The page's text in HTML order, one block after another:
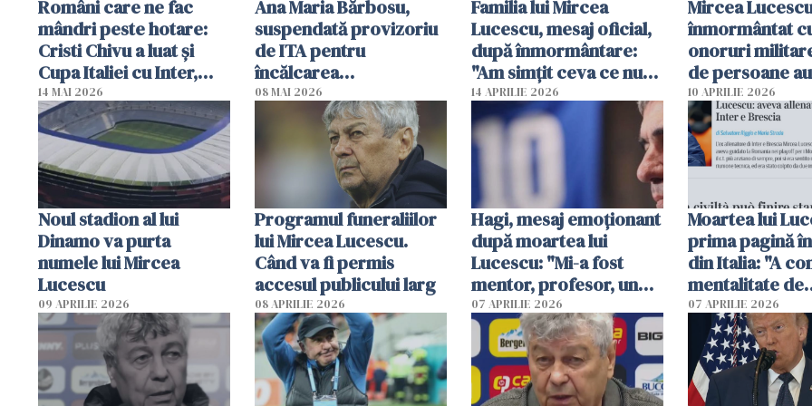
Români care ne fac
mândri peste hotare:
Cristi Chivu a luat și
Cupa Italiei cu Inter,
după ce a câștigat
campionatul
14 MAI 2026
Ana Maria Bărbosu,
suspendată provizoriu
de ITA pentru
încălcarea
regulamentului
antidoping
08 MAI 2026
Familia lui Mircea
Lucescu, mesaj oficial,
după înmormântare:
"Am simțit ceva ce nu
credeam posibil"
14 APRILIE 2026
Mircea
înmormântat
onoruri
de persoane au
participat la
Biserica Sfântul
Elefterie
10 APRILIE 2026
Noul stadion al lui
Dinamo va purta
numele lui Mircea
Lucescu
09 APRILIE 2026
Programul funeraliilor
lui Mircea Lucescu.
Când va fi permis
accesul publicului larg
08 APRILIE 2026
Hagi, mesaj emoționant
după moartea lui
Lucescu: "Mi-a fost
mentor, profesor, un
om care a crezut în
mine"
07 APRILIE 2026
Moartea lui
prima pagină
din Italia: "A
mentalitate de
învingător"
07 APRILIE 2026